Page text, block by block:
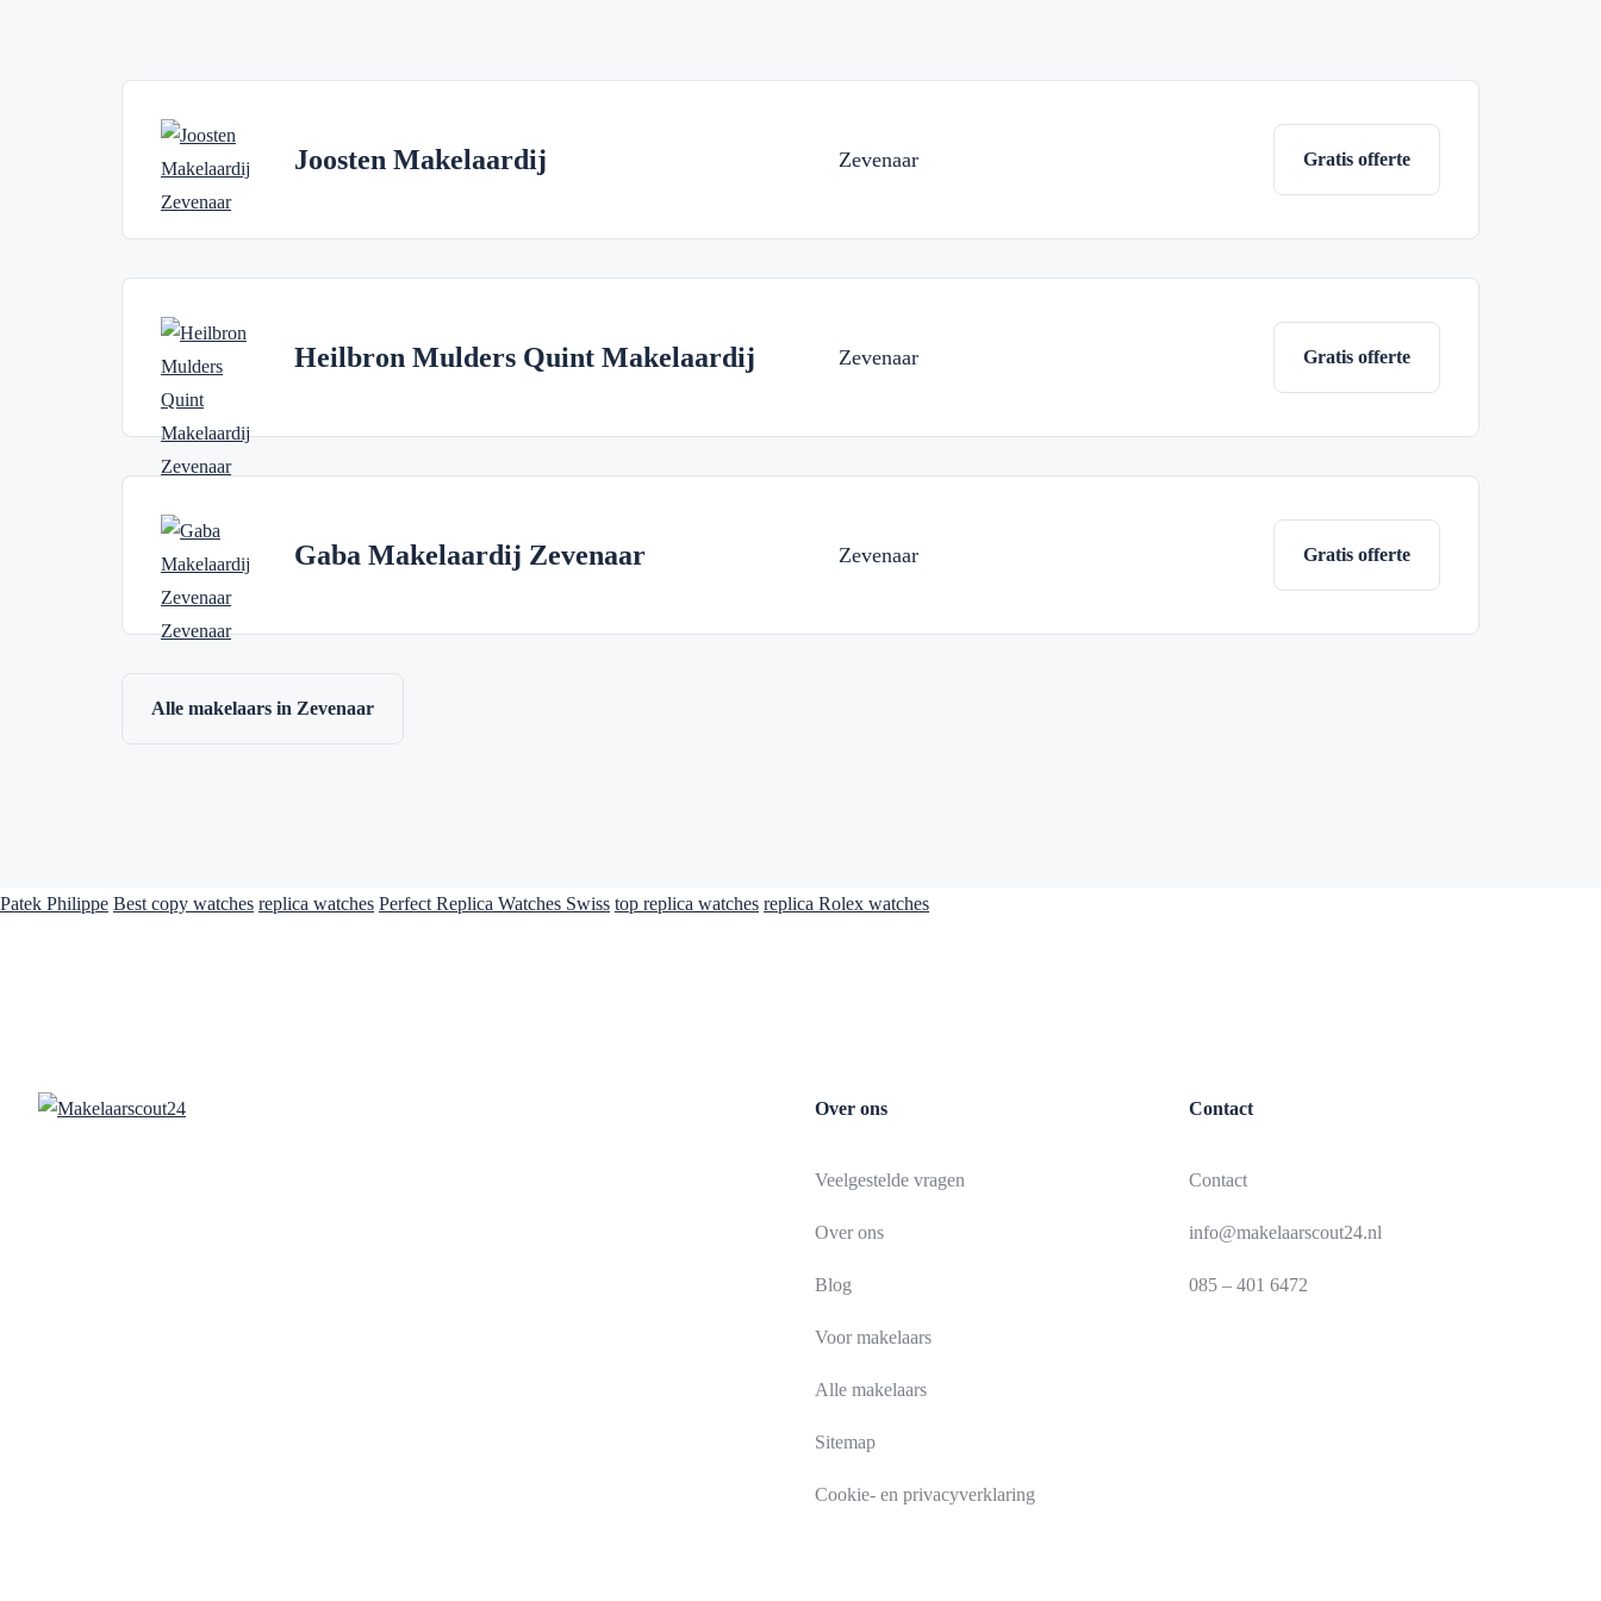
Joosten Makelaardij Zevenaar Gratis offerte
Heilbron Mulders Quint Makelaardij Zevenaar Gratis offerte
Gaba Makelaardij Zevenaar Zevenaar Gratis offerte
Alle makelaars in Zevenaar
Patek Philippe Best copy watches replica watches Perfect Replica Watches Swiss top replica watches replica Rolex watches
Over ons
Veelgestelde vragen
Over ons
Blog
Voor makelaars
Alle makelaars
Sitemap
Cookie- en privacyverklaring
Contact
Contact
info@makelaarscout24.nl
085 – 401 6472